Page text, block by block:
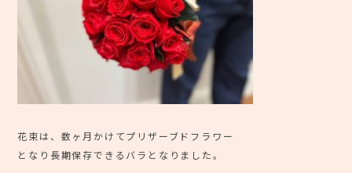
花束は、数ヶ月かけてプリザーブドフラワー
となり長期保存できるバラとなりました。